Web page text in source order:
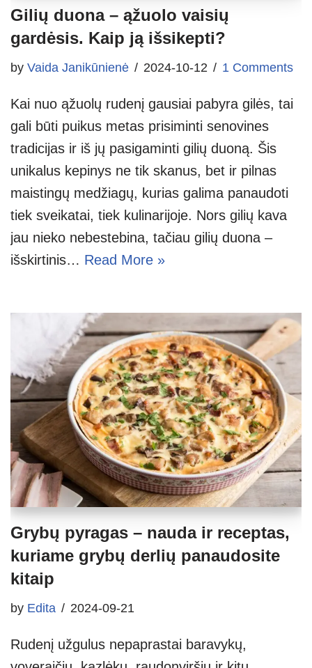
Gilių duona – ąžuolo vaisių
gardėsis. Kaip ją išsikepti?
by Vaida Janikūnienė 2024-10-12 1 Comments
Kai nuo ąžuolų rudenį gausiai pabyra gilės, tai
gali būti puikus metas prisiminti senovines
tradicijas ir iš jų pasigaminti gilių duoną. Šis
unikalus kepinys ne tik skanus, bet ir pilnas
maistingų medžiagų, kurias galima panaudoti
tiek sveikatai, tiek kulinarijoje. Nors gilių kava
jau nieko nebestebina, tačiau gilių duona –
išskirtinis… Read More »
Grybų pyragas – nauda ir receptas,
kuriame grybų derlių panaudosite
kitaip
by Edita 2024-09-21
Rudenį užgulus nepaprastai baravykų,